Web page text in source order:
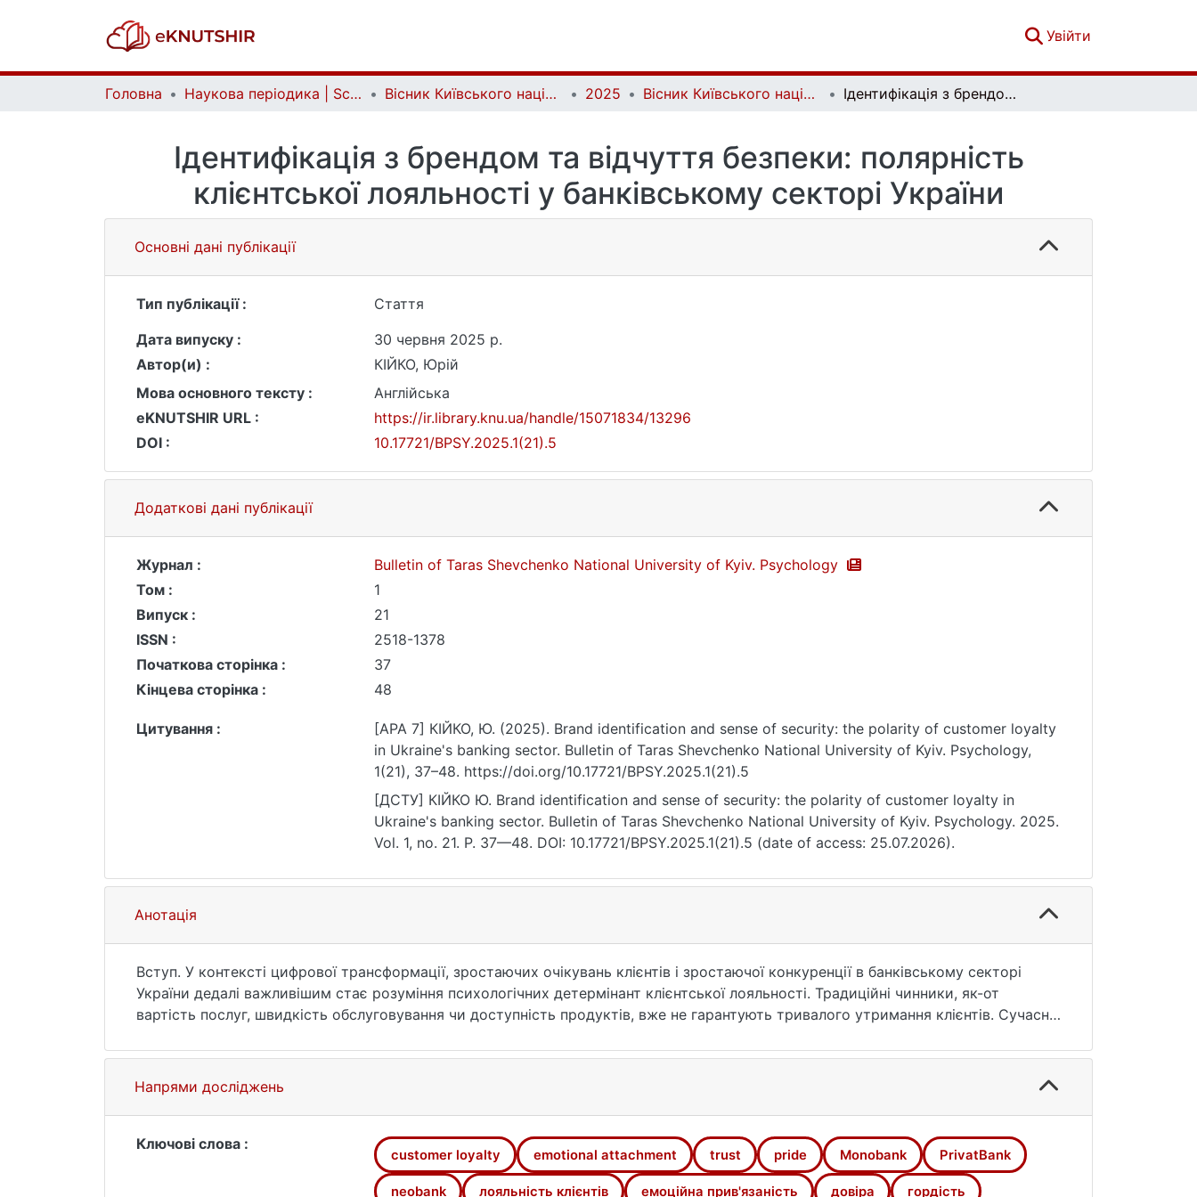
Увійти
Головна Наукова періодика | Scientific periodicals Вісник Київського національного університету імені Тараса Шевченка. Психологія | Bulletin of Taras Shevchenko National University of Kyiv. Psychology 2025 Вісник Київського національного університету імені Тараса Шевченка. Психологія. Вип. 1 (21) Ідентифікація з брендом та відчуття безпеки: полярність клієнтської лояльності у банківському секторі України
Ідентифікація з брендом та відчуття безпеки: полярність
клієнтської лояльності у банківському секторі України
Основні дані публікації
Тип публікації :
Стаття
Дата випуску :
30 червня 2025 р.
Автор(и) :
КІЙКО, Юрій
Мова основного тексту :
Англійська
eKNUTSHIR URL :
https://ir.library.knu.ua/handle/15071834/13296
DOI :
10.17721/BPSY.2025.1(21).5
Додаткові дані публікації
Журнал :
Bulletin of Taras Shevchenko National University of Kyiv. Psychology
Том :
1
Випуск :
21
ISSN :
2518-1378
Початкова сторінка :
37
Кінцева сторінка :
48
Цитування :
[APA 7] КІЙКО, Ю. (2025). Brand identification and sense of security: the polarity of customer loyalty
in Ukraine's banking sector. Bulletin of Taras Shevchenko National University of Kyiv. Psychology,
1(21), 37–48. https://doi.org/10.17721/BPSY.2025.1(21).5
[ДСТУ] КІЙКО Ю. Brand identification and sense of security: the polarity of customer loyalty in
Ukraine's banking sector. Bulletin of Taras Shevchenko National University of Kyiv. Psychology. 2025.
Vol. 1, no. 21. P. 37—48. DOI: 10.17721/BPSY.2025.1(21).5 (date of access: 25.07.2026).
Анотація
Вступ. У контексті цифрової трансформації, зростаючих очікувань клієнтів і зростаючої конкуренції в банківському секторі
України дедалі важливішим стає розуміння психологічних детермінант клієнтської лояльності. Традиційні чинники, як-от
вартість послуг, швидкість обслуговування чи доступність продуктів, вже не гарантують тривалого утримання клієнтів. Сучасні
з банком. Це дослідження вивчає вплив п'яти ключових чинників – ідентифікації з брендом, відчуття безпеки, довіри, емоційної
прив'язаності та гордості – на лояльність клієнтів, з акцентом на їхню готовність рекомендувати банк іншим.
Методи. До кількісного дослідження за допомогою онлайн-опитування методом CAWI було залучено 251 активного користувача
банківських послуг в Україні. Опитувальник містив авторські шкали з високою внутрішньою надійністю (альфа Кронбаха > .78).
Для аналізу даних застосовувалися описова статистика, кореляція Спірмена, однофакторний дисперсійний аналіз (ANOVA) та
бінарна логістична регресія. Особливу увагу приділено порівнянню структури лояльності до різних банків, зокрема ПриватБанку
Напрями досліджень
Ключові слова :
customer loyalty emotional attachment trust pride Monobank PrivatBank
neobank лояльність клієнтів емоційна прив'язаність довіра гордість